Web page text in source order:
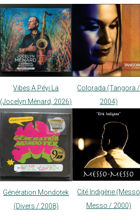
Vibes A Péyi La
(Jocelyn Ménard, 2026)
Colorada (Tangora /
2004)
Génération Mondotek
(Divers / 2008)
Cité Indigène (Messo
Messo / 2000)